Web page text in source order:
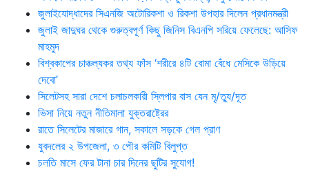
জুলাইযোদ্ধাদের সিএনজি অটোরিকশা ও রিকশা উপহার দিলেন প্রধানমন্ত্রী
জুলাই জাদুঘর থেকে গুরুত্বপূর্ণ কিছু জিনিস বিএনপি সরিয়ে ফেলেছে: আসিফ
মাহমুদ
বিশ্বকাপের চাঞ্চল্যকর তথ্য ফাঁস ‘শরীরে ৪টি বোমা বেঁধে মেসিকে উড়িয়ে
দেবো’
সিলেটসহ সারা দেশে চলাচলকারী স্লিপার বাস যেন মৃ/ত্যু/দূত
ভিসা নিয়ে নতুন নীতিমালা যুক্তরাষ্ট্রের
রাতে সিলেটের মাজারে গান, সকালে সড়কে গেল প্রাণ
যুবদলের ২ উপজেলা, ৩ পৌর কমিটি বিলুপ্ত
চলতি মাসে ফের টানা চার দিনের ছুটির সুযোগ!